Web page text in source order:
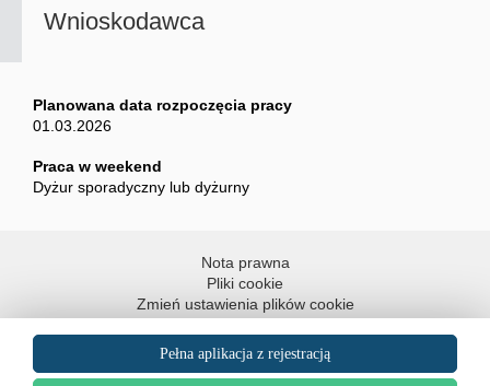
Wnioskodawca
Planowana data rozpoczęcia pracy
01.03.2026
Praca w weekend
Dyżur sporadyczny lub dyżurny
Nota prawna
Pliki cookie
Zmień ustawienia plików cookie
Mapa strony